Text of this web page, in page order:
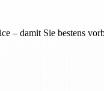
– damit Sie bestens